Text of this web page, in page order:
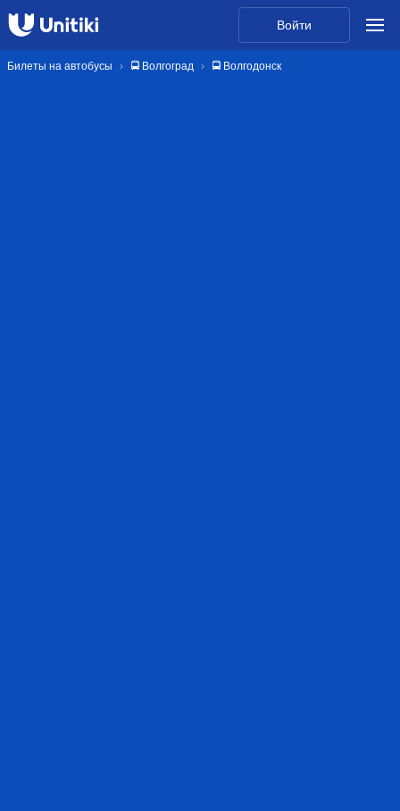
Войти
Билеты на автобусы 🚍 Волгоград 🚍 Волгодонск